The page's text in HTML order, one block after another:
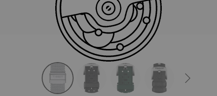
所有 精鋼 橡膠
strapConfigurator